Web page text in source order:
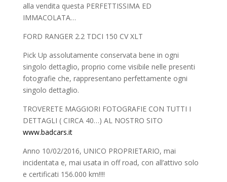
alla vendita questa PERFETTISSIMA ED
IMMACOLATA…
FORD RANGER 2.2 TDCI 150 CV XLT
Pick Up assolutamente conservata bene in ogni
singolo dettaglio, proprio come visibile nelle presenti
fotografie che, rappresentano perfettamente ogni
singolo dettaglio.
TROVERETE MAGGIORI FOTOGRAFIE CON TUTTI I
DETTAGLI ( CIRCA 40…) AL NOSTRO SITO
www.badcars.it
Anno 10/02/2016, UNICO PROPRIETARIO, mai
incidentata e, mai usata in off road, con all’attivo solo
e certificati 156.000 km!!!!